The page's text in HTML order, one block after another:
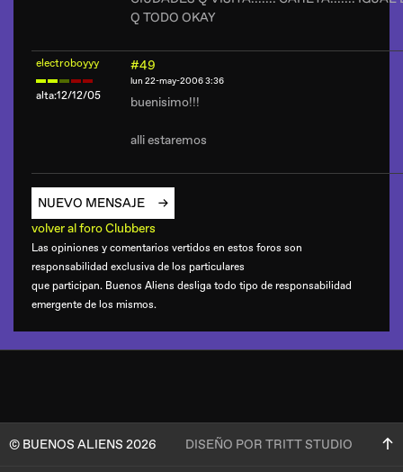
Q TODO OKAY
electroboyyy
alta:12/12/05
#49
lun 22-may-2006 3:36
buenisimo!!!
alli estaremos
NUEVO MENSAJE
volver al foro Clubbers
Las opiniones y comentarios vertidos en estos foros son
responsabilidad exclusiva de los particulares
que participan. Buenos Aliens desliga todo tipo de responsabilidad
emergente de los mismos.
© BUENOS ALIENS 2026 DISEÑO POR TRITT STUDIO